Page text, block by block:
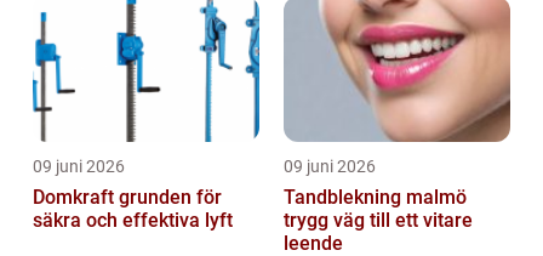
09 juni 2026
Domkraft grunden för
säkra och effektiva lyft
09 juni 2026
Tandblekning malmö
trygg väg till ett vitare
leende